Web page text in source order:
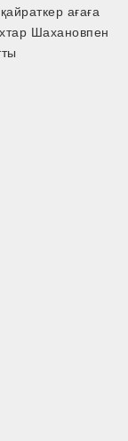
ағаға
Шахановпен